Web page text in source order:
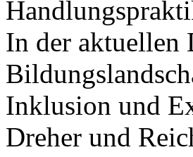
In der aktuellen
Inklusion und
Dreher und